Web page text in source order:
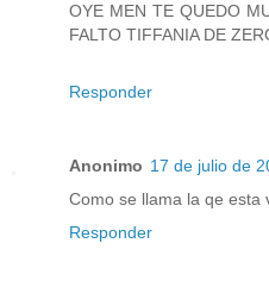
OYE MEN TE QUEDO
FALTO TIFFANIA DE
Responder
Anonimo 17 de julio de
Como se llama la qe esta
Responder